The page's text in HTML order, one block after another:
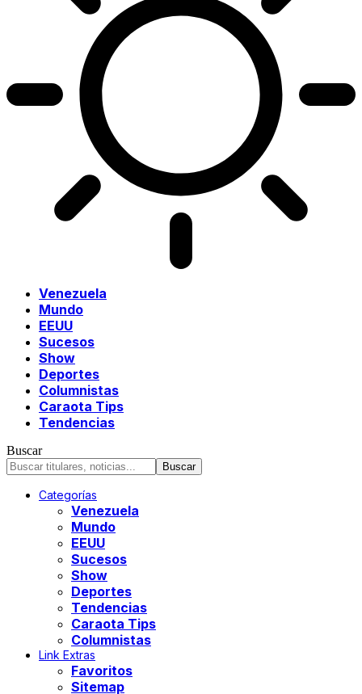
Venezuela
Mundo
EEUU
Sucesos
Show
Deportes
Columnistas
Caraota Tips
Tendencias
Buscar
Categorías
Venezuela
Mundo
EEUU
Sucesos
Show
Deportes
Tendencias
Caraota Tips
Columnistas
Link Extras
Favoritos
Sitemap